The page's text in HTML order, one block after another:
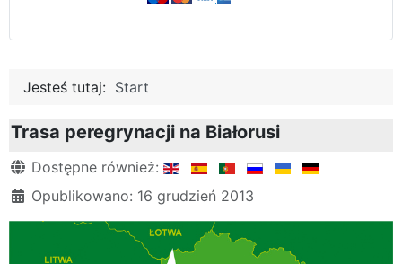
Jesteś tutaj: Start
Trasa peregrynacji na Białorusi
Szczegóły
Dostępne również:
Opublikowano: 16 grudzień 2013